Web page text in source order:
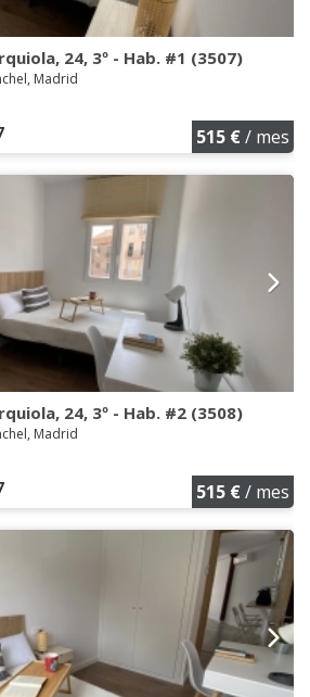
24, 3º - Hab. #1 (3507)
Madrid
515 €/ mes
24, 3º - Hab. #2 (3508)
Madrid
515 €/ mes